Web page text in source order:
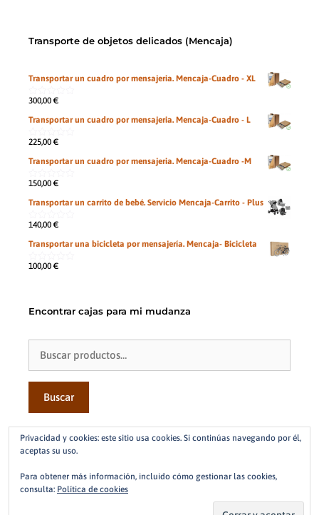
Transporte de objetos delicados (Mencaja)
Transportar un cuadro por mensajeria. Mencaja-Cuadro - XL
0
5
300,00 €
Transportar un cuadro por mensajeria. Mencaja-Cuadro - L
0
5
225,00 €
Transportar un cuadro por mensajeria. Mencaja-Cuadro -M
0
5
150,00 €
Transportar un carrito de bebé. Servicio Mencaja-Carrito - Plus
0
5
140,00 €
Transportar una bicicleta por mensajería. Mencaja- Bicicleta
0
100,00 €
Encontrar cajas para mi mudanza
por:
Buscar
Privacidad y cookies: este sitio usa cookies. Si continúas navegando por él,
aceptas su uso.
Para obtener más información, incluido cómo gestionar las cookies,
consulta: Política de cookies
Contacto
601019660